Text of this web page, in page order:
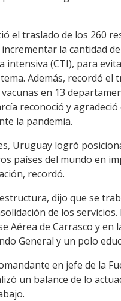
el traslado de los 260
la cantidad de
intensiva (CTI), para
Además, recordó el
en 13
reconoció y agradeció
la pandemia.
Uruguay logró
países del mundo en
recordó.
dijo que se
de los servicios.
Aérea de Carrasco y en
General y un polo
en jefe de la
un balance de lo